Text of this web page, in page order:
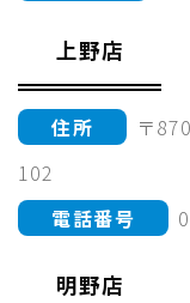
上野店
住所
〒
102
電話番号
明野店